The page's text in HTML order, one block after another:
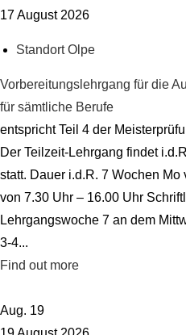
17August 2026
Standort Olpe
Vorbereitungslehrgang für die
für sämtliche Berufe
entspricht Teil 4 der
Der Teilzeit-Lehrgang findet
statt. Dauer i.d.R. 7 Wochen
von 7.30 Uhr – 16.00 Uhr
Lehrgangswoche 7 an dem
3-4...
Find out more
Aug. 19